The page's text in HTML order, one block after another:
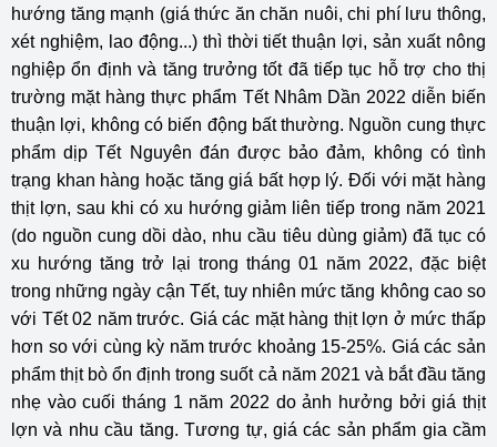
hướng tăng mạnh (giá thức ăn chăn nuôi, chi phí lưu thông,
xét nghiệm, lao động...) thì thời tiết thuận lợi, sản xuất nông
nghiệp ổn định và tăng trưởng tốt đã tiếp tục hỗ trợ cho thị
trường mặt hàng thực phẩm Tết Nhâm Dần 2022 diễn biến
thuận lợi, không có biến động bất thường. Nguồn cung thực
phẩm dịp Tết Nguyên đán được bảo đảm, không có tình
trạng khan hàng hoặc tăng giá bất hợp lý. Đối với mặt hàng
thịt lợn, sau khi có xu hướng giảm liên tiếp trong năm 2021
(do nguồn cung dồi dào, nhu cầu tiêu dùng giảm) đã tục có
xu hướng tăng trở lại trong tháng 01 năm 2022, đặc biệt
trong những ngày cận Tết, tuy nhiên mức tăng không cao so
với Tết 02 năm trước. Giá các mặt hàng thịt lợn ở mức thấp
hơn so với cùng kỳ năm trước khoảng 15-25%. Giá các sản
phẩm thịt bò ổn định trong suốt cả năm 2021 và bắt đầu tăng
nhẹ vào cuối tháng 1 năm 2022 do ảnh hưởng bởi giá thịt
lợn và nhu cầu tăng. Tương tự, giá các sản phẩm gia cầm